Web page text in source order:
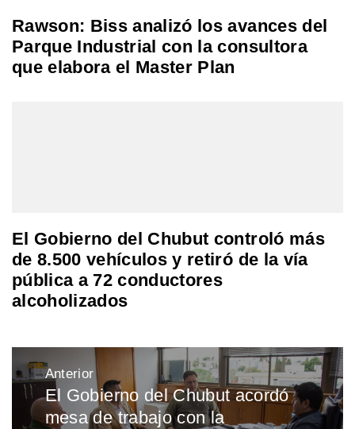
Rawson: Biss analizó los avances del
Parque Industrial con la consultora
que elabora el Master Plan
El Gobierno del Chubut controló más
de 8.500 vehículos y retiró de la vía
pública a 72 conductores
alcoholizados
Navegación
de
entradas
Anterior
Entrada
anterior:
El Gobierno del Chubut acordó
mesa de trabajo con la